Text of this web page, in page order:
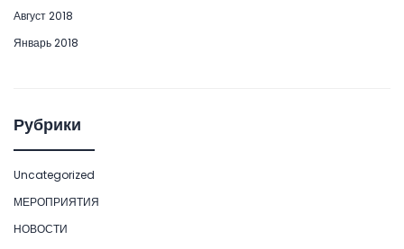
Август 2018
Январь 2018
Рубрики
Uncategorized
МЕРОПРИЯТИЯ
НОВОСТИ